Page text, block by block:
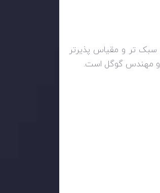
تر و مقیاس پذیرتر
و مهندس گوگل است.